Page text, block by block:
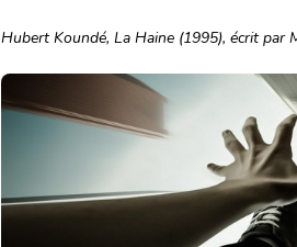
Hubert Koundé, La Haine (1995), écrit par